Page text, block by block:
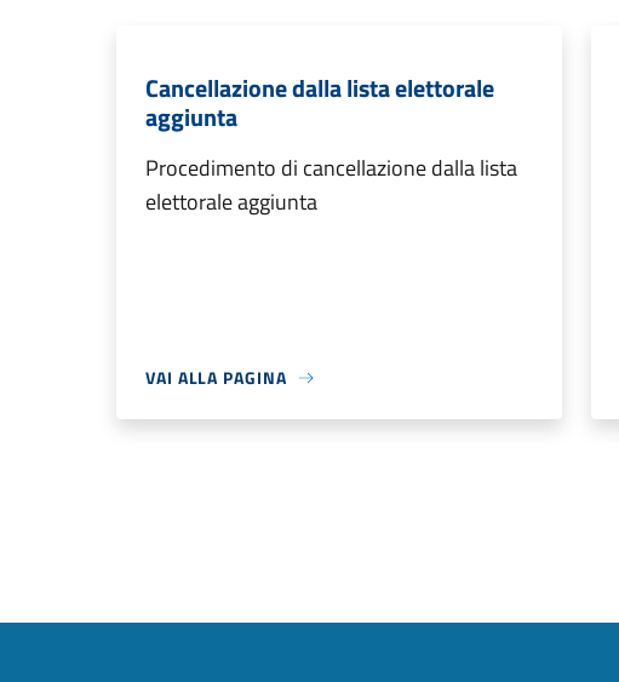
Cancellazione dalla lista elettorale
aggiunta
Procedimento di cancellazione dalla lista
elettorale aggiunta
VAI ALLA PAGINA